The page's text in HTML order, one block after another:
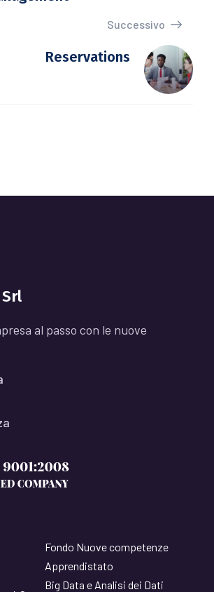
Successivo
Reservations
al passo con le nuove
Fondo Nuove competenze
Apprendistato
Big Data e Analisi dei Dati